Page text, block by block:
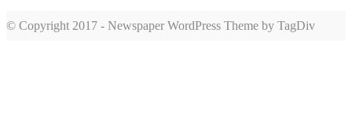
© Copyright 2017 - Newspaper WordPress Theme by TagDiv